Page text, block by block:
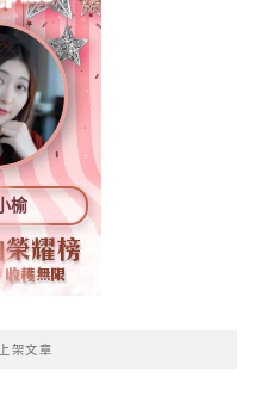
榆
架文章